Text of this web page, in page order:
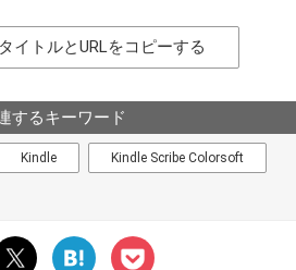
イトルとURLをコピーする
するキーワード
Kindle Kindle Scribe Colorsoft